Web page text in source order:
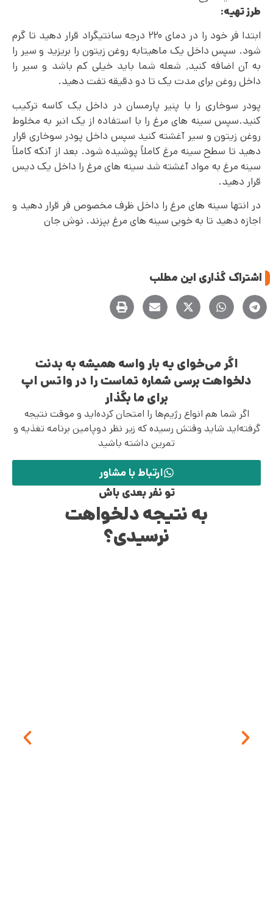
طرز تهیه:
ابتدا فر خود را در دمای ۲۲۰ درجه سانتیگراد قرار دهید تا گرم
شود. سپس داخل یک ماهیتابه روغن زیتون را بریزید و سیر را
به آن اضافه کنید٬ شعله شما باید خیلی کم باشد و سیر را
داخل روغن برای مدت یک تا دو دقیقه تفت دهید.
پودر سوخاری را با پنیر پارمسان در داخل یک کاسه ترکیب
کنید.سپس سینه های مرغ را با استفاده از یک انبر به مخلوط
روغن زیتون و سیر آغشته کنید سپس داخل پودر سوخاری قرار
دهید تا سطح سینه مرغ کاملاً پوشیده شود. بعد از آنکه کاملاً
سینه مرغ به مواد آغشته شد سینه های مرغ را داخل یک دیس
قرار دهید.
در انتها سینه های مرغ را داخل ظرف مخصوص فر قرار دهید و
اجازه دهید تا به خوبی سینه های مرغ بپزند. نوش جان
اشتراک گذاری این مطلب
اگر می‌خوای یه بار واسه همیشه به بدنت
دلخواهت برسی شماره تماست را در واتس اپ
برای ما بگذار
اگر شما هم انواع رژیم‌ها را امتحان کرده‌اید و موقت نتیجه
گرفته‌اید شاید وقتش رسیده که زیر نظر دوپامین برنامه تغذیه و
تمرین داشته باشید
ارتباط با مشاور
تو نفر بعدی باش
به نتیجه دلخواهت
نرسیدی؟